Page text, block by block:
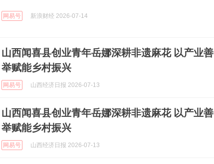
网易号 新浪财经 2026-07-14
山西闻喜县创业青年岳娜深耕非遗麻花 以产业善
举赋能乡村振兴
网易号 山西经济日报 2026-07-13
山西闻喜县创业青年岳娜深耕非遗麻花 以产业善
举赋能乡村振兴
网易号 山西经济日报 2026-07-13